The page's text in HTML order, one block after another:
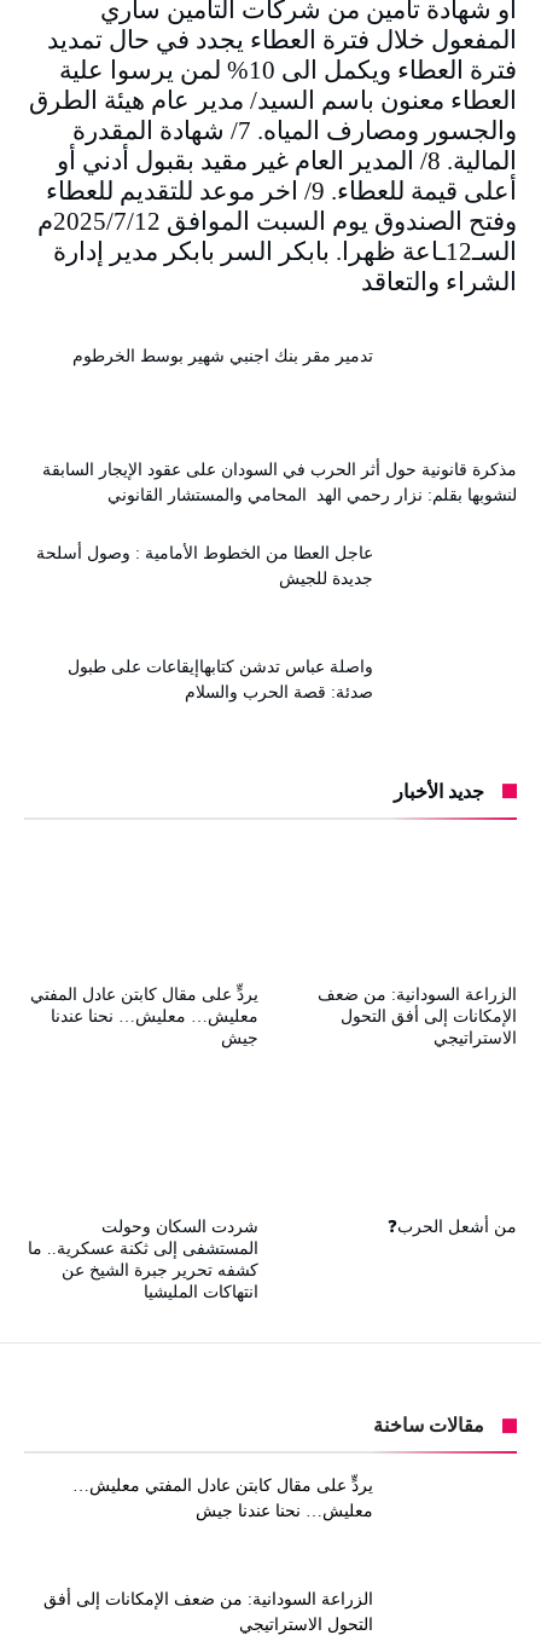
او شهادة تأمين من شركات التامين ساري
المفعول خلال فترة العطاء يجدد في حال تمديد
فترة العطاء ويكمل الى 10% لمن يرسوا علية
العطاء معنون باسم السيد/ مدير عام هيئة الطرق
والجسور ومصارف المياه. 7/ شهادة المقدرة
المالية. 8/ المدير العام غير مقيد بقبول أدني أو
أعلى قيمة للعطاء. 9/ اخر موعد للتقديم للعطاء
وفتح الصندوق يوم السبت الموافق 2025/7/12م
السـ12ـاعة ظهرا. بابكر السر بابكر مدير إدارة
الشراء والتعاقد
تدمير مقر بنك اجنبي شهير بوسط الخرطوم
مذكرة قانونية حول أثر الحرب في السودان على عقود الإيجار السابقة
لنشوبها بقلم: نزار رحمي الهد المحامي والمستشار القانوني
عاجل العطا من الخطوط الأمامية : وصول أسلحة
جديدة للجيش
واصلة عباس تدشن كتابهاإيقاعات على طبول
صدئة: قصة الحرب والسلام
جديد الأخبار
يردٍّ على مقال كابتن عادل المفتي
معليش… معليش… نحنا عندنا
جيش
الزراعة السودانية: من ضعف
الإمكانات إلى أفق التحول
الاستراتيجي
شردت السكان وحولت
المستشفى إلى ثكنة عسكرية.. ما
كشفه تحرير جبرة الشيخ عن
انتهاكات المليشيا
من أشعل الحرب❓
مقالات ساخنة
يردٍّ على مقال كابتن عادل المفتي معليش…
معليش… نحنا عندنا جيش
الزراعة السودانية: من ضعف الإمكانات إلى أفق
التحول الاستراتيجي